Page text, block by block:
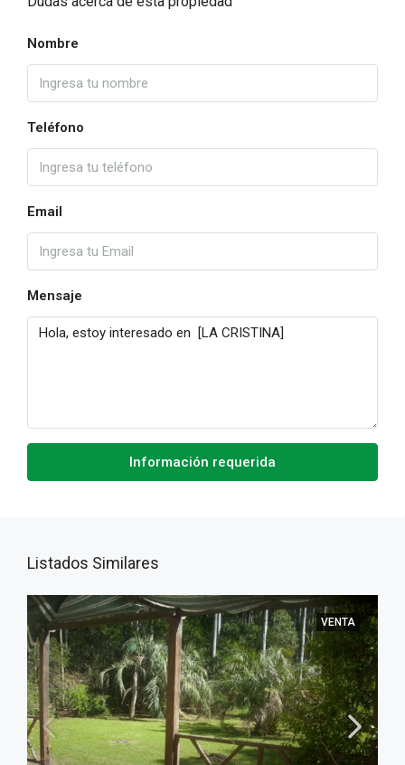
Nombre
Teléfono
Email
Mensaje
Información requerida
Listados Similares
VENTA